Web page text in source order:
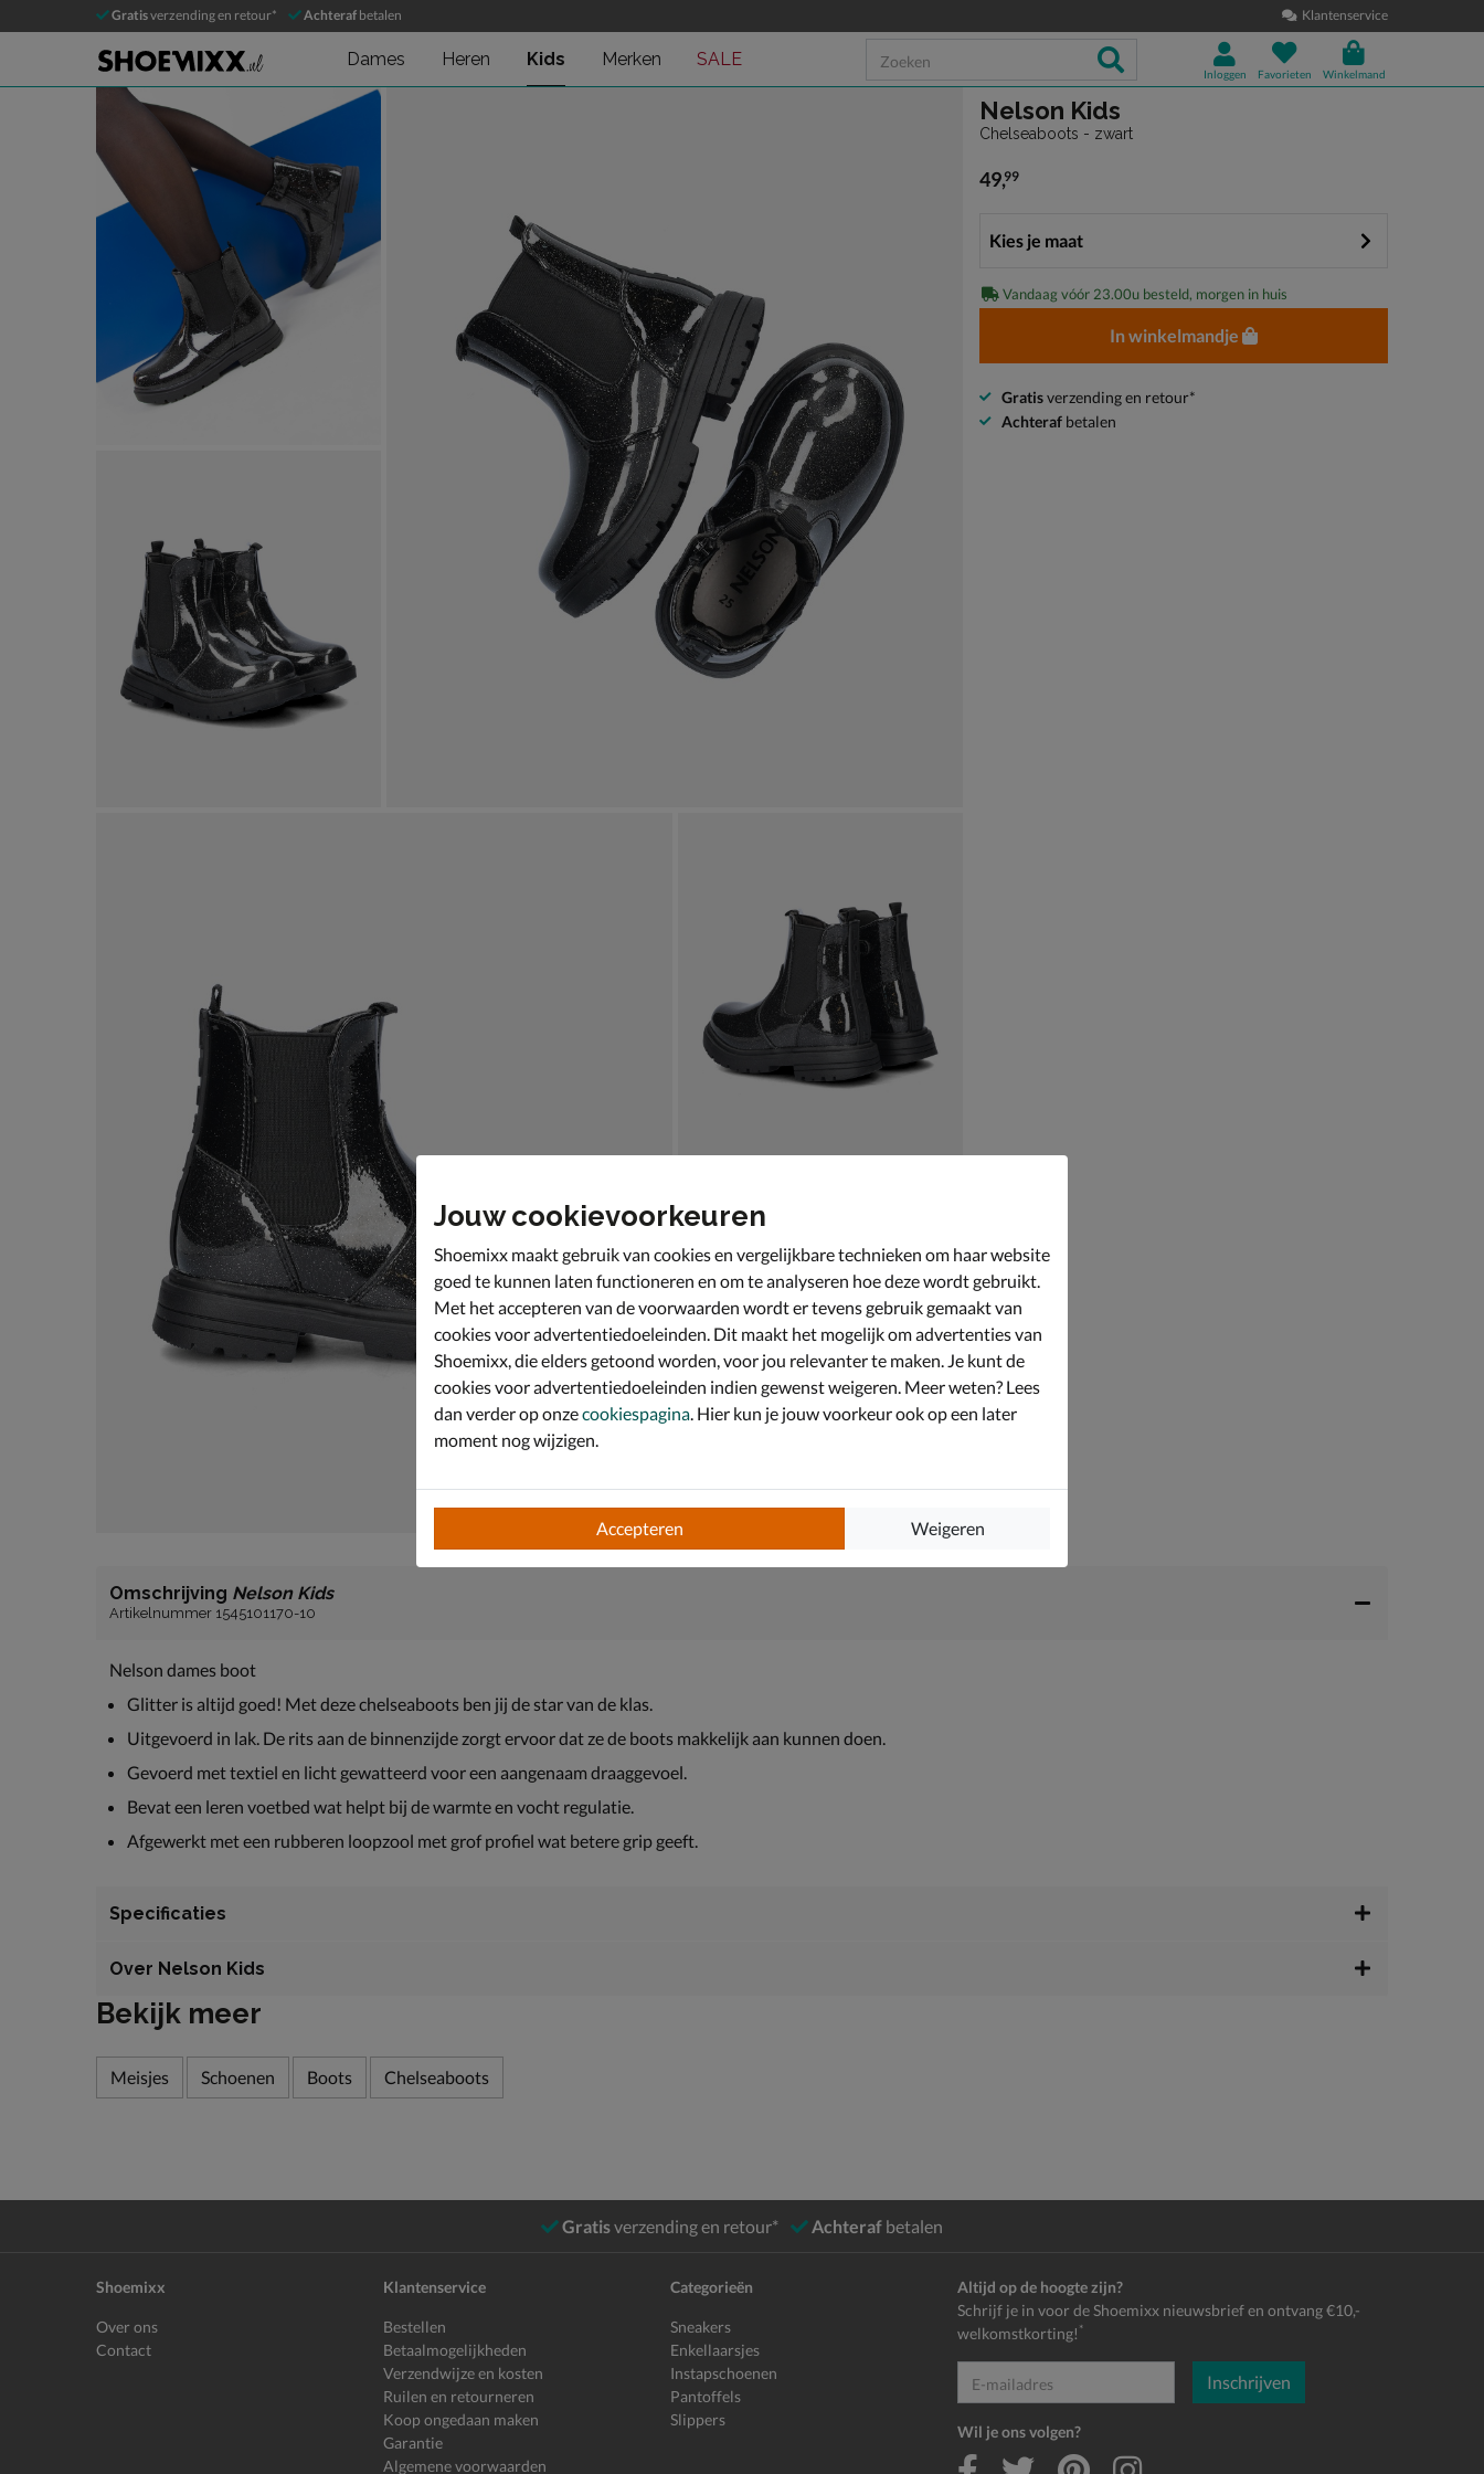
Gratisverzending en retour* Achteraf betalen Klantenservice
Dames Heren Kids Merken SALE
Inloggen Favorieten Winkelmand
Nelson Kids
Chelseaboots
Product media galerij Nelson Kids
Chelseaboots - zwart
€ 49,99
49,99
Kies je maat
Vandaag vóór 23.00u besteld, morgen in huis
In winkelmandje
Gratisverzending en retour*
Achteraf betalen
Omschrijving Nelson Kids
Artikelnummer 1545101170-10
Nelson dames boot
Glitter is altijd goed! Met deze chelseaboots ben jij de star van de klas.
Uitgevoerd in lak. De rits aan de binnenzijde zorgt ervoor dat ze de boots makkelijk aan kunnen doen.
Gevoerd met textiel en licht gewatteerd voor een aangenaam draaggevoel.
Bevat een leren voetbed wat helpt bij de warmte en vocht regulatie.
Afgewerkt met een rubberen loopzool met grof profiel wat betere grip geeft.
Specificaties
Over Nelson Kids
Bekijk meer
Meisjes Schoenen Boots Chelseaboots
Gratisverzending en retour* Achteraf betalen
Shoemixx
Over ons
Contact
Klantenservice
Bestellen
Betaalmogelijkheden
Verzendwijze en kosten
Ruilen en retourneren
Koop ongedaan maken
Garantie
Algemene voorwaarden
Categorieën
Sneakers
Enkellaarsjes
Instapschoenen
Pantoffels
Slippers
Altijd op de hoogte zijn?
Schrijf je in voor de Shoemixx nieuwsbrief en ontvang €10,-
welkomstkorting! *
E-mailadres Inschrijven
Wil je ons volgen?
Jouw cookievoorkeuren
Shoemixx maakt gebruik van cookies en vergelijkbare technieken om haar website
goed te kunnen laten functioneren en om te analyseren hoe deze wordt gebruikt.
Met het accepteren van de voorwaarden wordt er tevens gebruik gemaakt van
cookies voor advertentiedoeleinden. Dit maakt het mogelijk om advertenties van
Shoemixx, die elders getoond worden, voor jou relevanter te maken. Je kunt de
cookies voor advertentiedoeleinden indien gewenst weigeren. Meer weten? Lees
dan verder op onzecookiespagina. Hier kun je jouw voorkeur ook op een later
moment nog wijzigen.
Accepteren Weigeren